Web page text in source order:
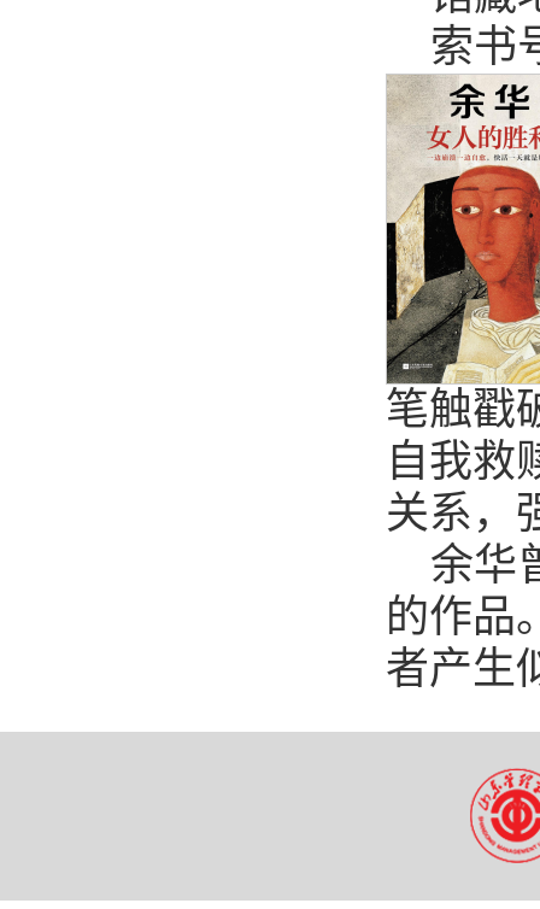
索书
笔触戳
自我救
关系，
余华
的作品
者产生